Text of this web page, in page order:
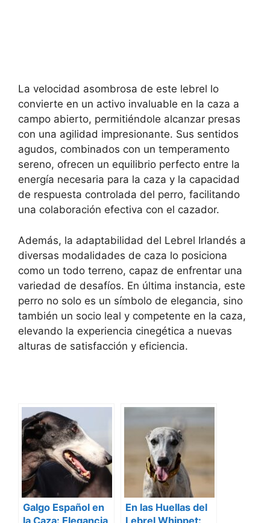
La velocidad asombrosa de este lebrel lo
convierte en un activo invaluable en la caza a
campo abierto, permitiéndole alcanzar presas
con una agilidad impresionante. Sus sentidos
agudos, combinados con un temperamento
sereno, ofrecen un equilibrio perfecto entre la
energía necesaria para la caza y la capacidad
de respuesta controlada del perro, facilitando
una colaboración efectiva con el cazador.
Además, la adaptabilidad del Lebrel Irlandés a
diversas modalidades de caza lo posiciona
como un todo terreno, capaz de enfrentar una
variedad de desafíos. En última instancia, este
perro no solo es un símbolo de elegancia, sino
también un socio leal y competente en la caza,
elevando la experiencia cinegética a nuevas
alturas de satisfacción y eficiencia.
Galgo Español en
En las Huellas del